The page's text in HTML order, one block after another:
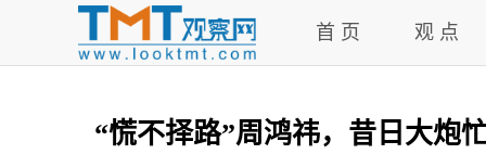
首 页 观 点
“慌不择路”周鸿祎，昔日大炮